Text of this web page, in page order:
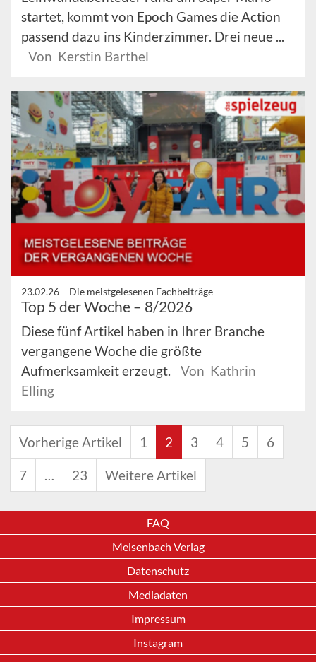
startet, kommt von Epoch Games die Action
passend dazu ins Kinderzimmer. Drei neue ...
Von Kerstin Barthel
23.02.26 – Die meistgelesenen Fachbeiträge
Top 5 der Woche – 8/2026
Diese fünf Artikel haben in Ihrer Branche
vergangene Woche die größte
Aufmerksamkeit erzeugt.
Von Kathrin
Elling
Vorherige Artikel 1 2 3 4 5 6
7 … 23 Weitere Artikel
FAQ
Meisenbach Verlag
Datenschutz
Mediadaten
Impressum
Instagram